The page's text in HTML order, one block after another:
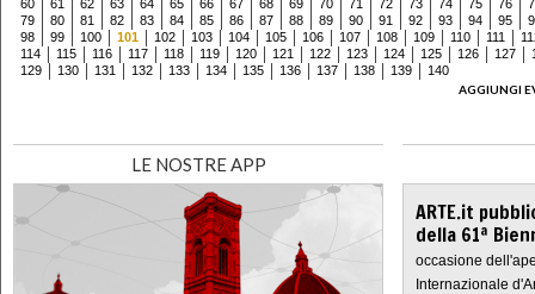
60 61 62 63 64 65 66 67 68 69 70 71 72 73 74 75 76
79
80 81 82 83 84 85 86 87 88 89 90 91 92 93 94 95
98
99 100 101 102 103 104 105 106 107 108 109 110 111
114
115 116 117 118 119 120 121 122 123 124 125 126 127
129
130 131 132 133 134 135 136 137 138 139
140
AGGIUNGI
LE NOSTRE APP
ARTE.it
della 61ª
occasione
Internazionale